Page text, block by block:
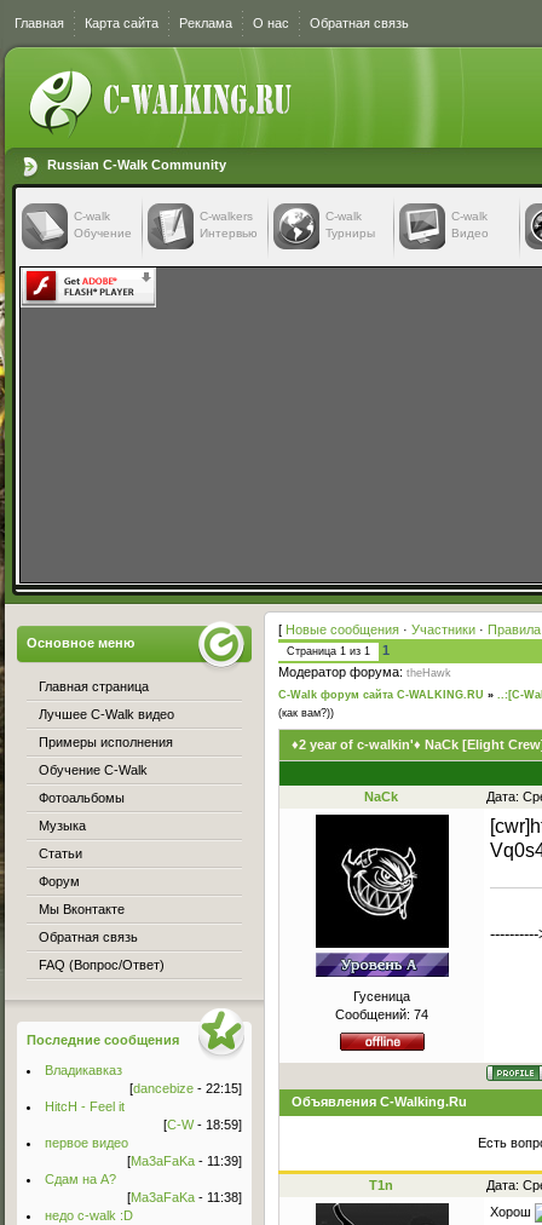
Главная Карта сайта Реклама О нас Обратная связь
Russian C-Walk Community
C-walk
Обучение
C-walkers
Интервью
С-walk
Турниры
С-walk
Видео
[ Новые сообщения · Участники ·
Страница 1 из 1
1
Модератор форума: theHawk
C-Walk форум сайта C-WALKING.RU » ..:[C-
(как вам?))
♦2 year of c-walkin'♦ NaCk [Elight
NaCk Дата:
Гусеница
Сообщений: 74
Объявления C-Walking.Ru
Есть
T1n Дата:
Хорош
Основное меню
Главная страница
Лучшее C-Walk видео
Примеры исполнения
Обучение C-Walk
Фотоальбомы
Музыка
Статьи
Форум
Мы Вконтакте
Обратная связь
FAQ (Вопрос/Ответ)
Последние сообщения
Владикавказ
[dancebize - 22:15]
HitcH - Feel it
[C-W- 18:59]
первое видео
[Ma3aFaKa - 11:39]
Сдам на А?
[Ma3aFaKa - 11:38]
недо c-walk :D